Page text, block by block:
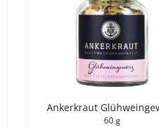
Ankerkraut
60 g